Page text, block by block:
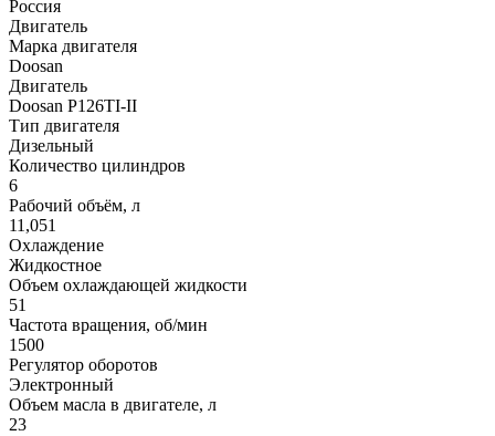
Россия
Двигатель
Марка двигателя
Doosan
Двигатель
Doosan P126TI-II
Тип двигателя
Дизельный
Количество цилиндров
6
Рабочий объём, л
11,051
Охлаждение
Жидкостное
Объем охлаждающей жидкости
51
Частота вращения, об/мин
1500
Регулятор оборотов
Электронный
Объем масла в двигателе, л
23